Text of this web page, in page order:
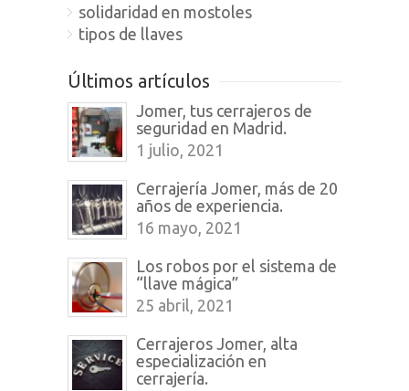
solidaridad en mostoles
tipos de llaves
Últimos artículos
Jomer, tus cerrajeros de
seguridad en Madrid.
1 julio, 2021
Cerrajería Jomer, más de 20
años de experiencia.
16 mayo, 2021
Los robos por el sistema de
“llave mágica”
25 abril, 2021
Cerrajeros Jomer, alta
especialización en
cerrajería.